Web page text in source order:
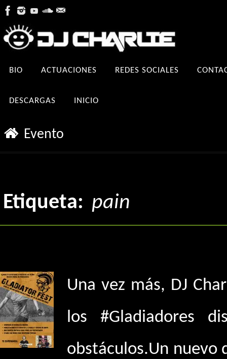
contenido
BIO ACTUACIONES REDES SOCIALES
DESCARGAS INICIO
Evento
Etiqueta: pain
Una vez más, DJ
los #Gladiadores
obstáculos.Un nuevo